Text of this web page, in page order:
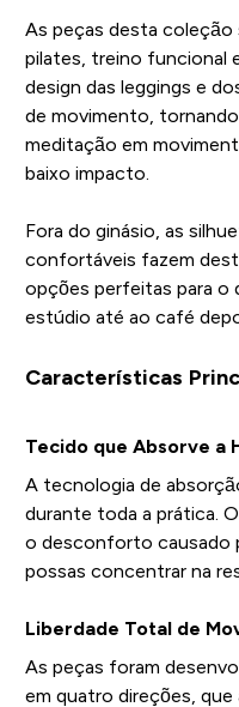
As peças desta coleção
pilates, treino funcional
design das leggings e
de movimento,
meditação em
baixo impacto.
Fora do ginásio, as
confortáveis fazem
opções perfeitas para o
estúdio até ao café
Características
Tecido que Absorve a
A tecnologia de
durante toda a prática.
o desconforto causado
possas concentrar na
Liberdade Total de
As peças foram
em quatro direções,